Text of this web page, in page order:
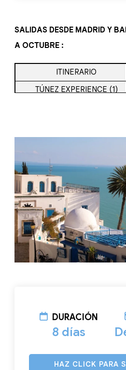
SALIDAS DESDE MADRID Y
A OCTUBRE :
ITINERARIO
TÚNEZ EXPERIENCE (1)
DURACIÓN
8 días
HAZ CLICK PARA